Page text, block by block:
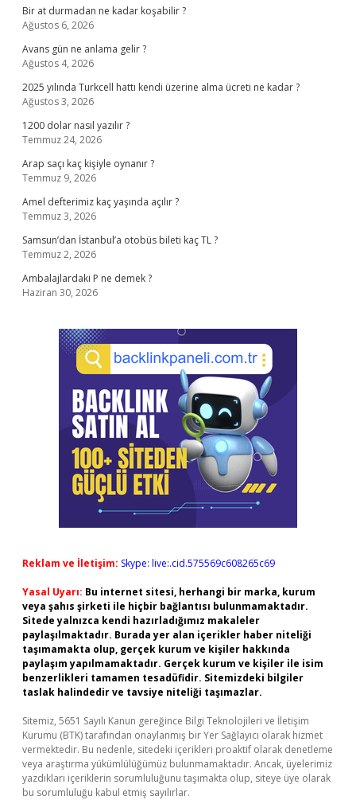
Bir at durmadan ne kadar koşabilir ?
Ağustos 6, 2026
Avans gün ne anlama gelir ?
Ağustos 4, 2026
2025 yılında Turkcell hattı kendi üzerine alma ücreti ne kadar ?
Ağustos 3, 2026
1200 dolar nasıl yazılır ?
Temmuz 24, 2026
Arap saçı kaç kişiyle oynanır ?
Temmuz 9, 2026
Amel defterimiz kaç yaşında açılır ?
Temmuz 3, 2026
Samsun’dan İstanbul’a otobüs bileti kaç TL ?
Temmuz 2, 2026
Ambalajlardaki P ne demek ?
Haziran 30, 2026
Reklam ve İletişim: Skype: live:.cid.575569c608265c69
Yasal Uyarı: Bu internet sitesi, herhangi bir marka, kurum
veya şahıs şirketi ile hiçbir bağlantısı bulunmamaktadır.
Sitede yalnızca kendi hazırladığımız makaleler
paylaşılmaktadır. Burada yer alan içerikler haber niteliği
taşımamakta olup, gerçek kurum ve kişiler hakkında
paylaşım yapılmamaktadır. Gerçek kurum ve kişiler ile isim
benzerlikleri tamamen tesadüfidir. Sitemizdeki bilgiler
taslak halindedir ve tavsiye niteliği taşımazlar.
Sitemiz, 5651 Sayılı Kanun gereğince Bilgi Teknolojileri ve İletişim
Kurumu (BTK) tarafından onaylanmış bir Yer Sağlayıcı olarak hizmet
vermektedir. Bu nedenle, sitedeki içerikleri proaktif olarak denetleme
veya araştırma yükümlülüğümüz bulunmamaktadır. Ancak, üyelerimiz
yazdıkları içeriklerin sorumluluğunu taşımakta olup, siteye üye olarak
bu sorumluluğu kabul etmiş sayılırlar.